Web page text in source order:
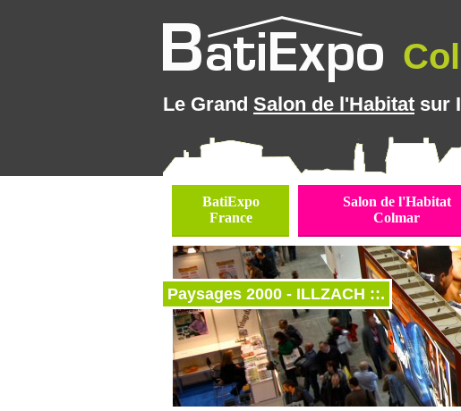
Le Grand Salon de l'Habitat sur
BatiExpo
France
Salon de l'Habitat
Colmar
Paysages 2000 - ILLZACH ::.